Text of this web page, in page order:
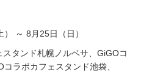
～ 8月25日（日）
タンド札幌ノルベサ、GiGOコ
ラボカフェスタンド池袋、